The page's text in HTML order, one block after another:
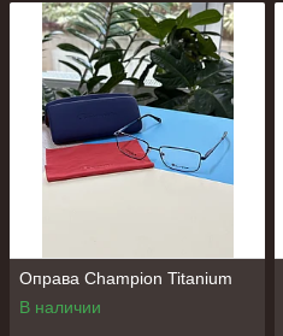
Оправа Champion Titanium
В наличии